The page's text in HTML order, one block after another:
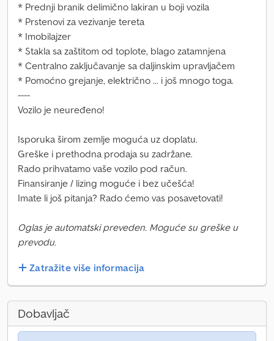
* Prednji branik delimično lakiran u boji vozila
* Prstenovi za vezivanje tereta
* Imobilajzer
* Stakla sa zaštitom od toplote, blago zatamnjena
* Centralno zaključavanje sa daljinskim upravljačem
* Pomoćno grejanje, električno ... i još mnogo toga.
----
Vozilo je neuređeno!
Isporuka širom zemlje moguća uz doplatu.
Greške i prethodna prodaja su zadržane.
Rado prihvatamo vaše vozilo pod račun.
Finansiranje / lizing moguće i bez učešća!
Imate li još pitanja? Rado ćemo vas posavetovati!
Oglas je automatski preveden. Moguće su greške u
prevodu.
Zatražite više informacija
Dobavljač